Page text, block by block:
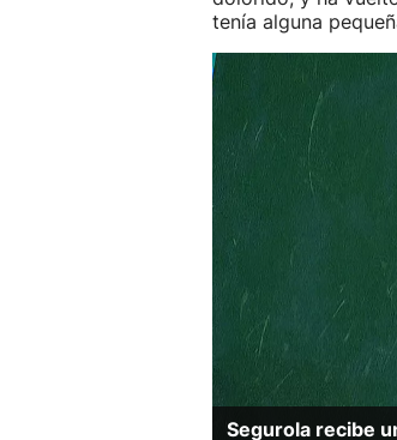
tenía alguna
Segurola recibe